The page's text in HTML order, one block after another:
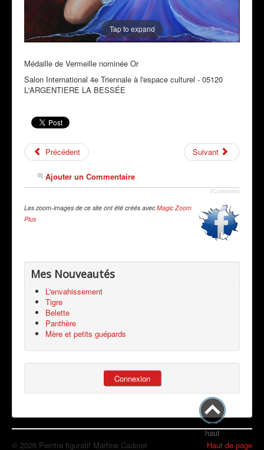
Tap to expand
Médaille de Vermeille nominée Or
Salon International 4e Triennale à l'espace culturel - 05120
L'ARGENTIERE LA BESSÉE
Précédent Suivant
Ajouter un Commentaire
JComments
Les zoom-images de ce site ont été créés avecMagic Zoom
Plus
Mes Nouveautés
L'envahissement
Tigre
Belette
Panthère
Mère et petits guépards
Connexion
Haut de page
© 2026 Peintre figuratif Martine Cadoret
haut